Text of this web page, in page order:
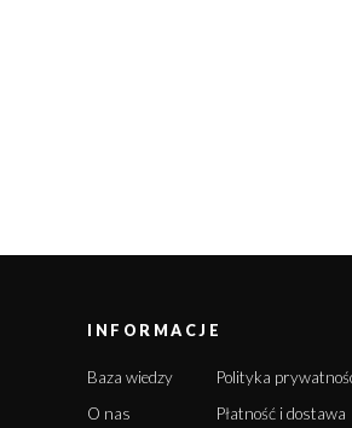
INFORMACJE
Baza wiedzy
O nas
Polityka
Płatność i dostawa